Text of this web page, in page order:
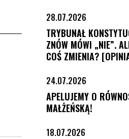
28.07.2026
TRYBUNAŁ
ZNÓW MÓWI „NIE”.
COŚ ZMIENIA?
24.07.2026
APELUJEMY O
MAŁŻEŃSKĄ!
18.07.2026